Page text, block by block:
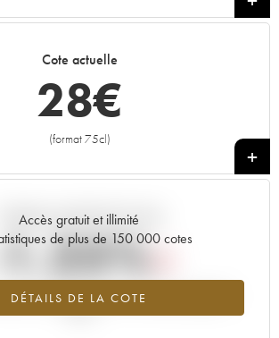
1996
1989
Cote actuelle
28€
(format 75cl)
+
Accès gratuit et illimité
de plus de 150 000 cotes
DÉTAILS DE LA COTE
Tendance actuelle de la cote
baisse du millésime 1993 en 2026 par rapport à